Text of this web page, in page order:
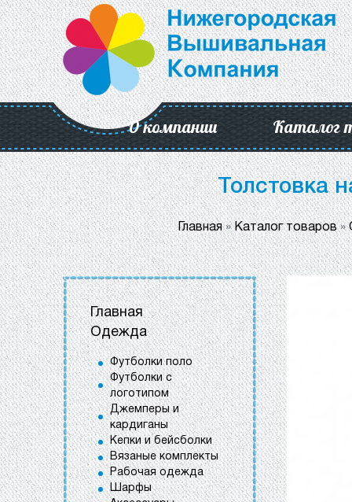
О компании Каталог
Толстовка
Главная»Каталог товаров»
Главная
Одежда
Футболки поло
Футболки с
логотипом
Джемперы и
кардиганы
Кепки и бейсболки
Вязаные комплекты
Рабочая одежда
Шарфы